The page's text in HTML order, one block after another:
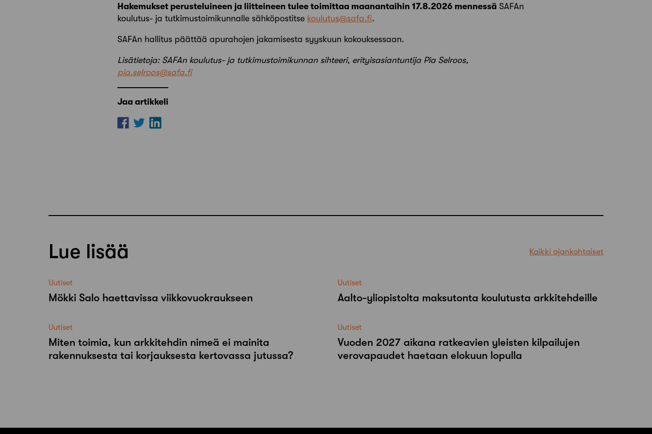
Hakemukset perusteluineen ja liitteineen tulee toimittaa maanantaihin 17.8.2026 mennessä SAFAn
koulutus- ja tutkimustoimikunnalle sähköpostitse koulutus@safa.fi.
SAFAn hallitus päättää apurahojen jakamisesta syyskuun kokouksessaan.
Lisätietoja: SAFAn koulutus- ja tutkimustoimikunnan sihteeri, erityisasiantuntija Pia Selroos,
pia.selroos@safa.fi
Jaa artikkeli
Lue lisää Kaikki ajankohtaiset
Uutiset
Mökki Salo haettavissa viikkovuokraukseen
Uutiset
Aalto-​yliopistolta maksutonta koulutusta arkkitehdeille
Uutiset
Miten toimia, kun arkkitehdin nimeä ei mainita
rakennuksesta tai korjauksesta kertovassa jutussa?
Uutiset
Vuoden 2027 aikana ratkeavien yleisten kilpailujen
verovapaudet haetaan elokuun lopulla